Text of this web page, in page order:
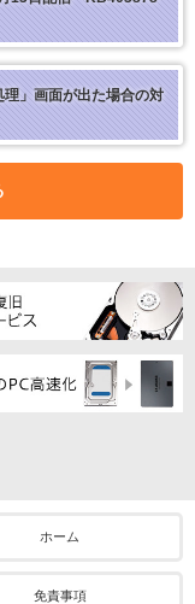
理」画面が出た場合の対
ホーム
免責事項